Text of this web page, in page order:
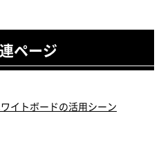
ページ
イトボードの活用シーン